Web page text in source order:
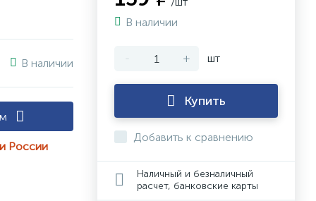
В наличии
России
В наличии
- + шт
Купить
Добавить к сравнению
Наличный и безналичный
расчет, банковские карты